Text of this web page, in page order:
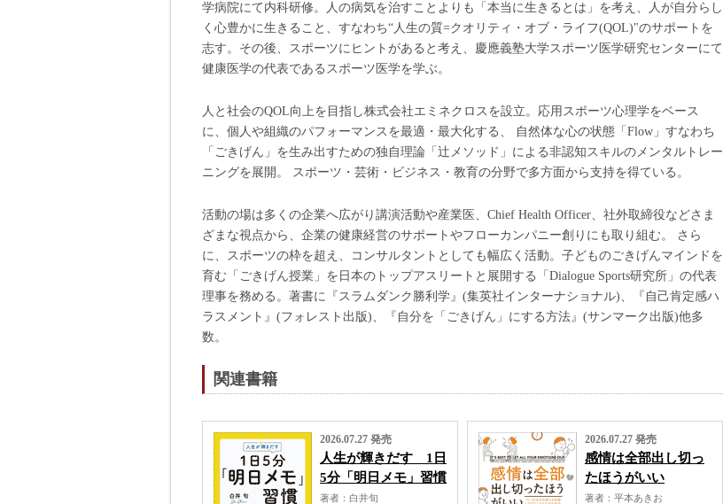
学病院にて内科研修。人の病気を治すことよりも「本当に生きるとは」を考え、人が自分らし
く心豊かに生きること、すなわち“人生の質=クオリティ・オブ・ライフ(QOL)"のサポートを
志す。その後、スポーツにヒントがあると考え、慶應義塾大学スポーツ医学研究センターにて
健康医学の代表であるスポーツ医学を学ぶ。
人と社会のQOL向上を目指し株式会社エミネクロスを設立。応用スポーツ心理学をベース
に、個人や組織のパフォーマンスを最適・最大化する、 自然体な心の状態「Flow」すなわち
「ごきげん」を生み出すための独自理論「辻メソッド」による非認知スキルのメンタルトレー
ニングを展開。 スポーツ・芸術・ビジネス・教育の分野で多方面から支持を得ている。
活動の場は多くの企業へ広がり講演活動や産業医、Chief Health Officer、社外取締役などさま
ざまな視点から、企業の健康経営のサポートやフローカンパニー創りにも取り組む。 さら
に、スポーツの枠を超え、コンサルタントとしても幅広く活動。子どものごきげんマインドを
育む「ごきげん授業」を日本のトップアスリートと展開する「Dialogue Sports研究所」の代表
理事を務める。著書に『スラムダンク勝利学』(集英社インターナショナル)、『自己肯定感ハ
ラスメント』(フォレスト出版)、『自分を「ごきげん」にする方法』(サンマーク出版)他多
数。
関連書籍
2026.07.27 発売
人生が輝きだす 1日
5分「明日メモ」習慣
著者
白井旬
2026.07.27 発売
感情は全部出し切っ
たほうがいい
著者
平本あきお